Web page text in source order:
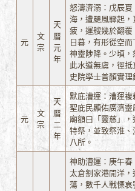
元
文
宗
天
曆
元
年
怒濤濟溺：戊辰
海，遭颶風驟起
疲，運艘幾於翻
日暮，有形從空
神靈陟降。少頃
此水道無虞，徑
史院學士普顏實理
元
文
宗
天
曆
二
年
默庇漕運：漕運
聖庇民顯佑廣濟
廟額曰「靈慈」
特祭，並致祭淮
八所。
神助漕運：庚午
太倉劉家港開洋
蕩，數千人戰慄哀